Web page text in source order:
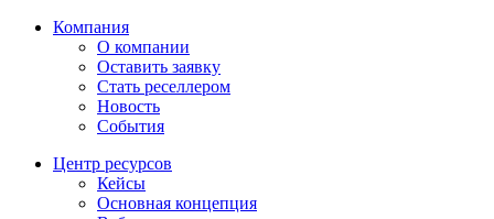
Компания
О компании
Оставить заявку
Стать реселлером
Новость
События
Центр ресурсов
Кейсы
Основная концепция